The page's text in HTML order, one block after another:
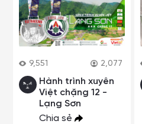
9,551 2,077
Hành trình xuyên
Việt chặng 12 -
Lạng Sơn
Chia sẻ